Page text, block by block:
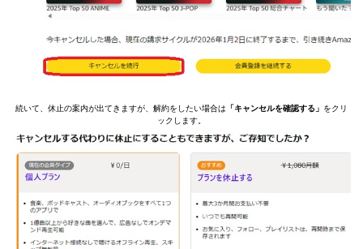
続いて、休止の案内が出てきますが、解約をしたい場合は 「キャンセルを確認する」 をクリ
ックします。